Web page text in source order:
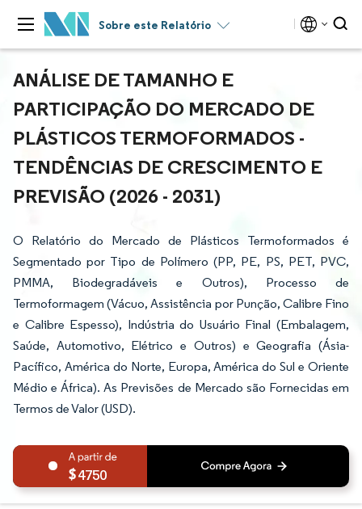
Sobre este Relatório
ANÁLISE DE TAMANHO E
PARTICIPAÇÃO DO MERCADO DE
PLÁSTICOS TERMOFORMADOS -
TENDÊNCIAS DE CRESCIMENTO E
PREVISÃO (2026 - 2031)
O Relatório do Mercado de Plásticos Termoformados é
Segmentado por Tipo de Polímero (PP, PE, PS, PET, PVC,
PMMA, Biodegradáveis e Outros), Processo de
Termoformagem (Vácuo, Assistência por Punção, Calibre Fino
e Calibre Espesso), Indústria do Usuário Final (Embalagem,
Saúde, Automotivo, Elétrico e Outros) e Geografia (Ásia-
Pacífico, América do Norte, Europa, América do Sul e Oriente
Médio e África). As Previsões de Mercado são Fornecidas em
Termos de Valor (USD).
4750